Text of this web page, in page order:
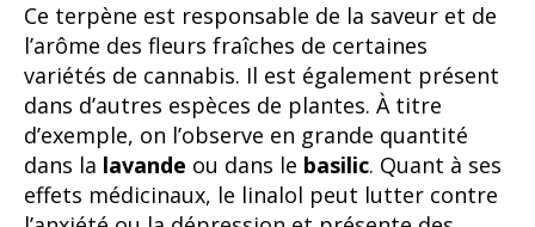
Ce terpène est responsable de la saveur et de
l’arôme des fleurs fraîches de certaines
variétés de cannabis. Il est également présent
dans d’autres espèces de plantes. À titre
d’exemple, on l’observe en grande quantité
dans la lavande ou dans le basilic. Quant à ses
effets médicinaux, le linalol peut lutter contre